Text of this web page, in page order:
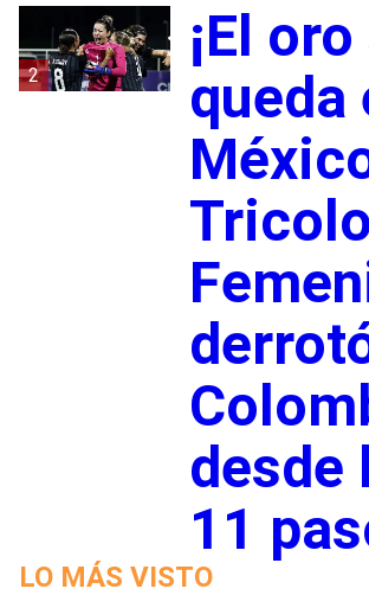
2
¡El
queda
desde
11
LO MÁS VISTO